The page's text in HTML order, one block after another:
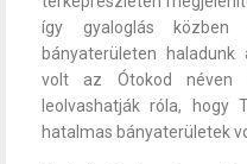
így gyaloglás közben
bányaterületen
volt az Ótokod néven
leolvashatják róla, hogy
hatalmas bányaterületek